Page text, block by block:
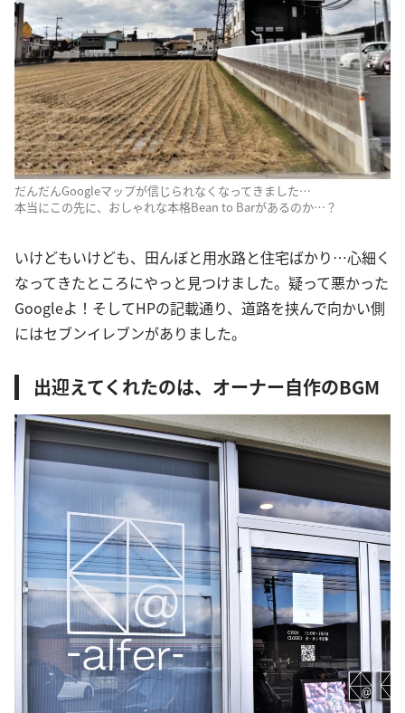
だんだんGoogleマップが信じられなくなってきました…
本当にこの先に、おしゃれな本格Bean to Barがあるのか…？
いけどもいけども、田んぼと用水路と住宅ばかり…心細く
なってきたところにやっと見つけました。疑って悪かった
Googleよ！そしてHPの記載通り、道路を挟んで向かい側
にはセブンイレブンがありました。
出迎えてくれたのは、オーナー自作のBGM